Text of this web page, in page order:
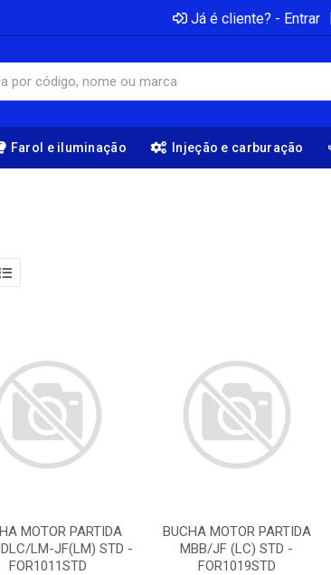
Já é cliente? - Entrar
Farol e iluminação Injeção e carburação
MOTOR PARTIDA
LM-JF(LM) STD -
FOR1011STD
BUCHA MOTOR PARTIDA
MBB/JF (LC) STD -
FOR1019STD